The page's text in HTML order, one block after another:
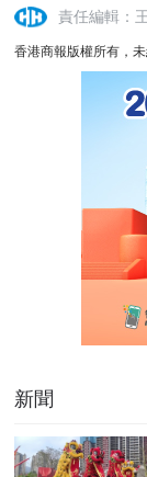
責任編輯：
香港商報版權所有，
新聞